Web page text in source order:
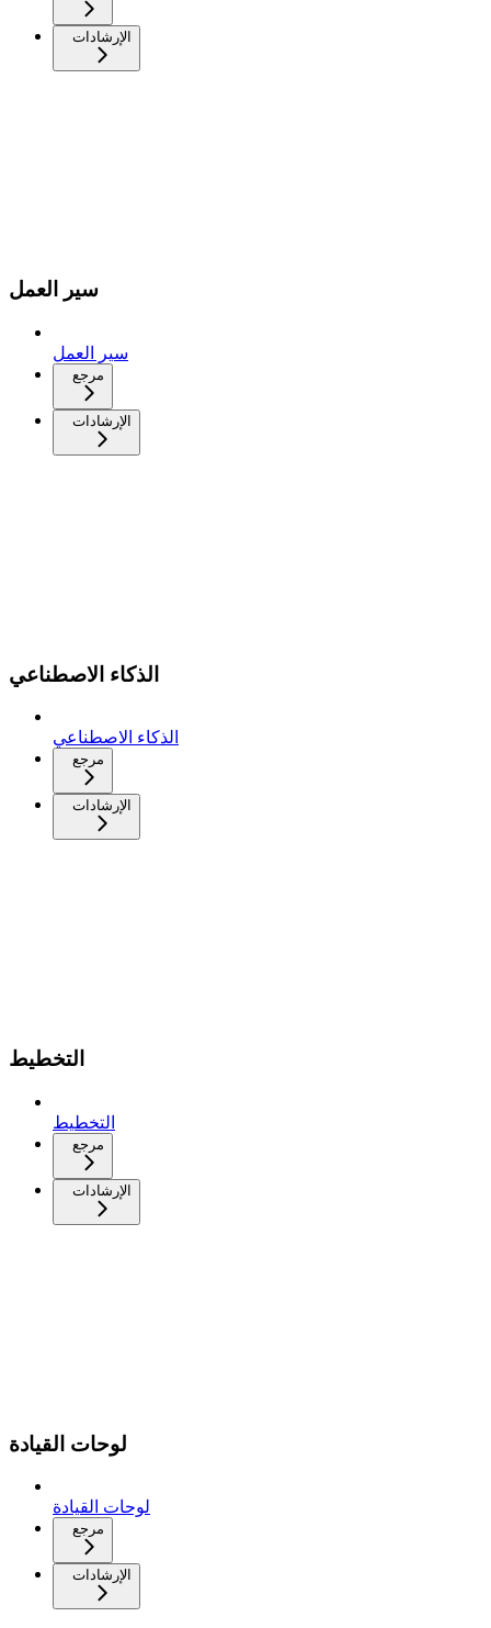
الإرشادات
سير العمل
سير العمل
مرجع
الإرشادات
الذكاء الاصطناعي
الذكاء الاصطناعي
مرجع
الإرشادات
التخطيط
التخطيط
مرجع
الإرشادات
لوحات القيادة
لوحات القيادة
مرجع
الإرشادات